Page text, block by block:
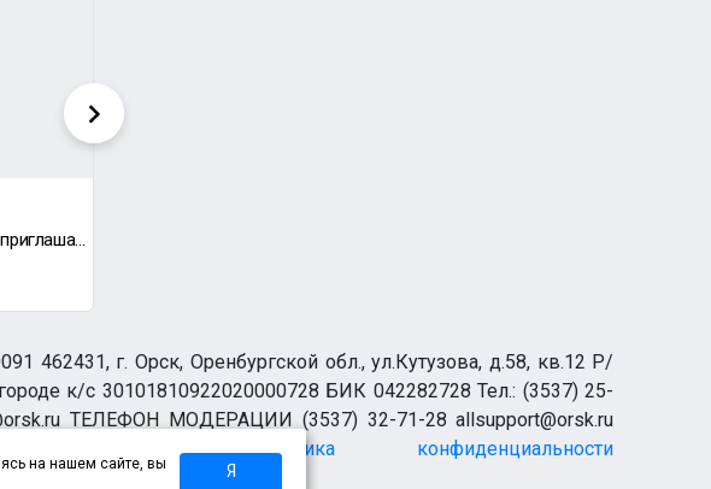
ООО "Ремонтно-механический завод" приглашает на работу электромонтера.
462431, г. Орск, Оренбургской обл., ул.Кутузова, д.58, кв.12 Р/
к/с 30101810922020000728 БИК 042282728 Тел.: (3537) 25-
ТЕЛЕФОН МОДЕРАЦИИ (3537) 32-71-28 allsupport@orsk.ru
данных Политика конфиденциальности
на нашем сайте, вы
Я